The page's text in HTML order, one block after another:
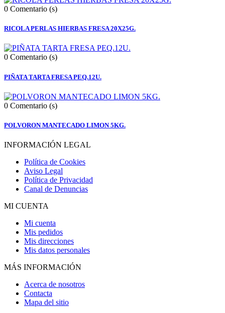
0 Comentario (s)
RICOLA PERLAS HIERBAS FRESA 20X25G.
0 Comentario (s)
PIÑATA TARTA FRESA PEQ.12U.
0 Comentario (s)
POLVORON MANTECADO LIMON 5KG.
INFORMACIÓN LEGAL
Política de Cookies
Aviso Legal
Política de Privacidad
Canal de Denuncias
MI CUENTA
Mi cuenta
Mis pedidos
Mis direcciones
Mis datos personales
MÁS INFORMACIÓN
Acerca de nosotros
Contacta
Mapa del sitio